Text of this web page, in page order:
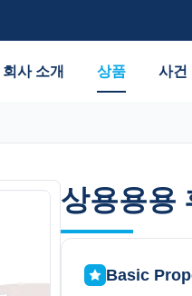
회사 소개 상품 사건
상용용용
상용용용
Basic